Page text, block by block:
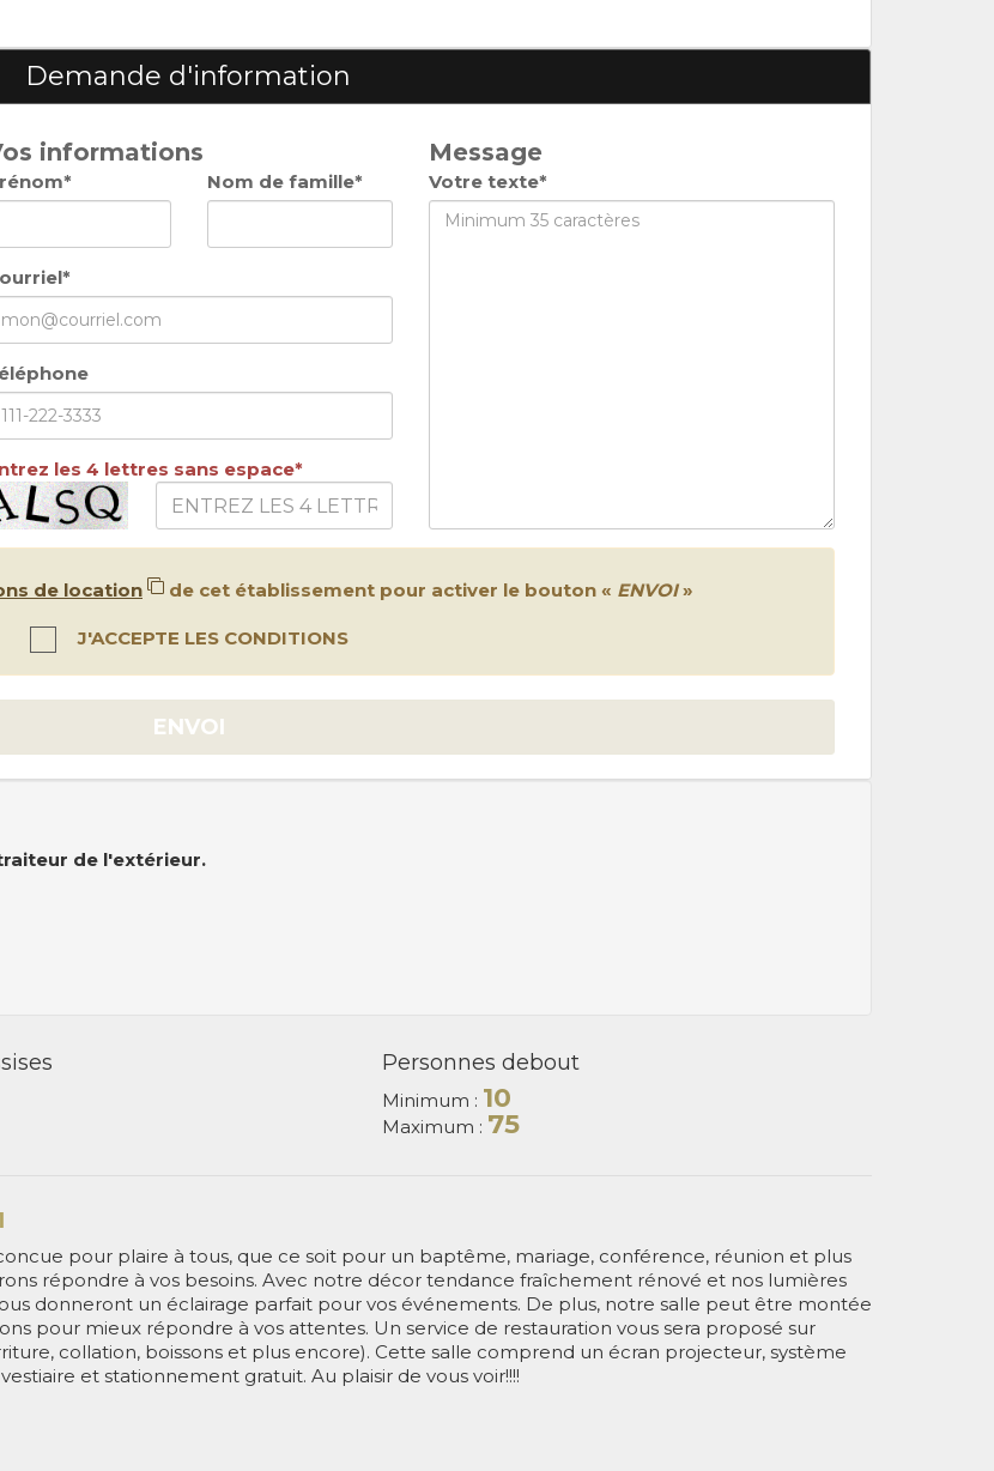
Demande d'information
informations
Nom de famille*
les 4 lettres sans espace*
Message
Votre texte*
de location de cet établissement pour activer le bouton « ENVOI»
J'ACCEPTE LES CONDITIONS
ENVOI
de l'extérieur.
Personnes debout
Minimum : 10
Maximum : 75
pour plaire à tous, que ce soit pour un baptême, mariage, conférence, réunion et plus
répondre à vos besoins. Avec notre décor tendance fraîchement rénové et nos lumières
donneront un éclairage parfait pour vos événements. De plus, notre salle peut être montée
pour mieux répondre à vos attentes. Un service de restauration vous sera proposé sur
collation, boissons et plus encore). Cette salle comprend un écran projecteur, système
et stationnement gratuit. Au plaisir de vous voir!!!!